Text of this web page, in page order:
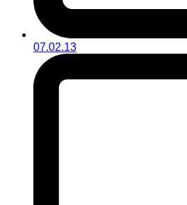
07.02.13